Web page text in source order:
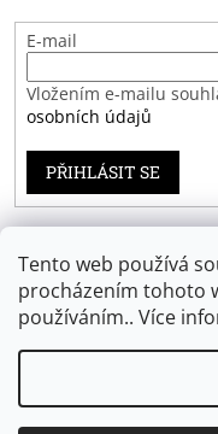
Tento web používá
procházením tohoto
používáním.. Více
E-mail
Vložením e-mailu
osobních údajů
PŘIHLÁSIT SE